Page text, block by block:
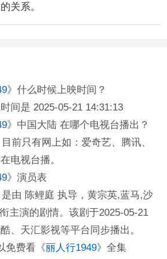
关系。
》什么时候上映时间？
间是 2025-05-21 14:31:13
》中国大陆 在哪个电视台播出？
目前只有网上如：爱奇艺、腾讯、
电视台播。
》演员表
是由 陈鲤庭 执导，黄宗英,蓝马,沙
主演的剧情。该剧于2025-05-21
、天汇影视等平台同步播出。
免费看《丽人行1949》全集